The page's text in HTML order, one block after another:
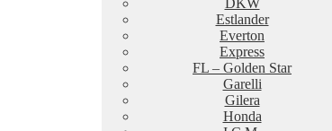
DKW
Estlander
Everton
Express
FL – Golden Star
Garelli
Gilera
Honda